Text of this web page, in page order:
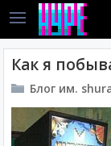
Как я
Блог им.